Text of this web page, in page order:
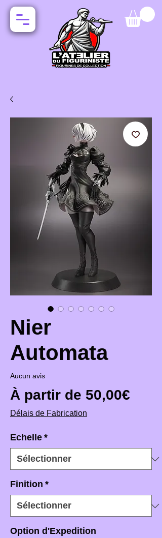
Nier
Automata
Aucun avis
À partir de 50,00€
Délais de Fabrication
Echelle *
Finition *
Option d'Expedition